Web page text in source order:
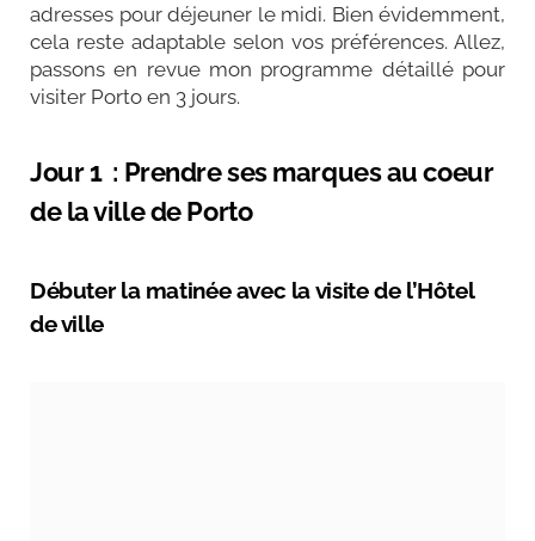
adresses pour déjeuner le midi. Bien évidemment,
cela reste adaptable selon vos préférences. Allez,
passons en revue mon programme détaillé pour
visiter Porto en 3 jours.
Jour 1 : Prendre ses marques au coeur
de la ville de Porto
Débuter la matinée avec la visite de l’Hôtel
de ville